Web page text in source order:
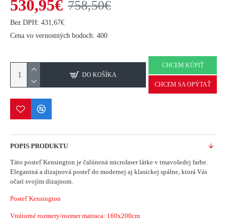
530,95€ 758,50€
Bez DPH: 431,67€
Cena vo vernostných bodoch: 400
DO KOŠÍKA
CHCEM KÚPIŤ
CHCEM SA OPÝTAŤ
POPIS PRODUKTU
Táto posteľ Kensington je čalúnená microfaser látke v tmavošedej farbe.
Elegantná a dizajnová posteľ do modernej aj klasickej spálne, ktorá Vás
očarí svojím dizajnom.
Posteľ Kensington
Vnútorné rozmery/rozmer matraca: 160x200cm